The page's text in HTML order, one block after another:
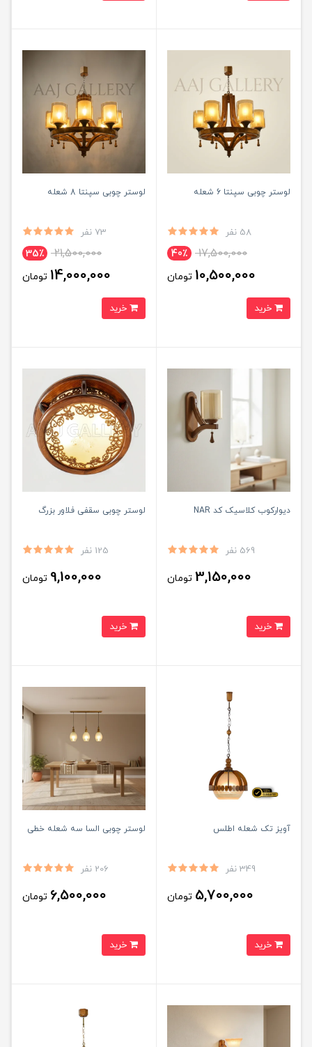
لوستر چوبی سپنتا 6 شعله
58 نفر
17,500,000 40٪
10,500,000 تومان
لوستر چوبی سپنتا 8 شعله
73 نفر
21,500,000 35٪
14,000,000 تومان
دیوارکوب کلاسیک کد NAR
569 نفر
3,150,000 تومان
لوستر چوبی سقفی فلاور بزرگ
125 نفر
9,100,000 تومان
آویز تک شعله اطلس
349 نفر
5,700,000 تومان
لوستر چوبی السا سه شعله خطی
206 نفر
6,500,000 تومان